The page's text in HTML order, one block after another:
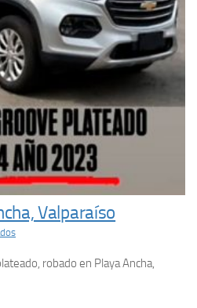
Valparaíso
robado en Playa Ancha,